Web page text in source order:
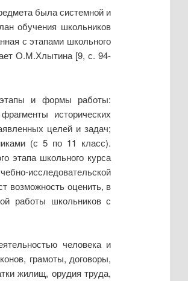
была системной и
обучения школьников
с этапами школьного
О.М.Хлытина [9, с. 94-
этапы и формы работы:
исторических
целей и задач;
(с 5 по 11 класс).
этапа школьного курса
исследовательской
возможность оценить, в
работы школьников с
человека и
грамоты, договоры,
жилищ, орудия труда,